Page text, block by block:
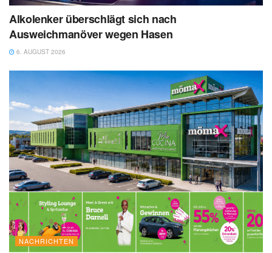
Alkolenker überschlägt sich nach
Ausweichmanöver wegen Hasen
6. AUGUST 2026
NACHRICHTEN